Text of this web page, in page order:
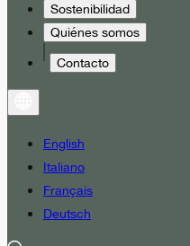
Sostenibilidad
Quiénes somos
Contacto
English
Italiano
Français
Deutsch